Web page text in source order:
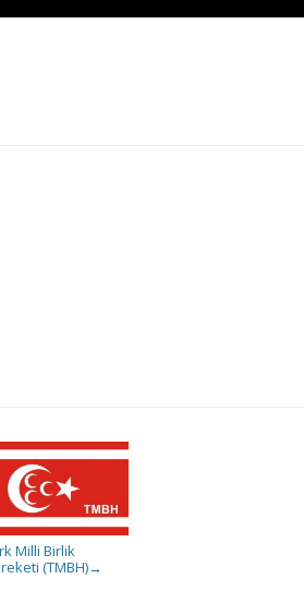
Milli Birlik
(TMBH)→